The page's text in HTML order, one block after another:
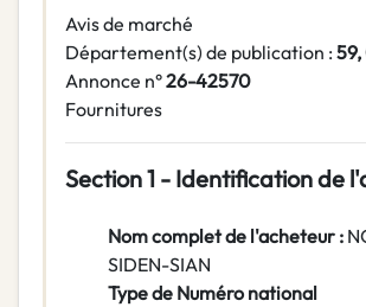
Avis de marché
Département(s) de publication :
Annonce n°26-42570
Fournitures
Section 1 - Identification de
Nom complet de l'acheteur :
SIDEN-SIAN
Type de Numéro national